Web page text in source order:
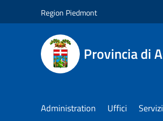
Region Piedmont
Provincia di
Administration Uffici Servizi